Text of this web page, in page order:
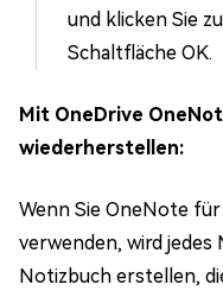
und klicken Sie
Schaltfläche OK.
Mit OneDrive
wiederherstellen:
Wenn Sie OneNote
verwenden, wird jedes
Notizbuch erstellen,